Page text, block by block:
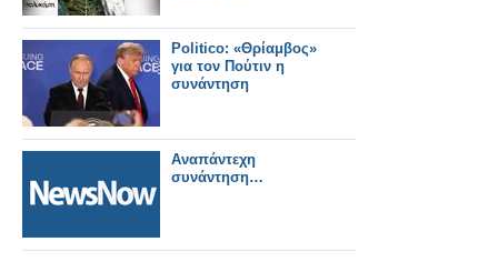
Politico: «Θρίαμβος»
για τον Πούτιν η
συνάντηση
Αναπάντεχη
συνάντηση…